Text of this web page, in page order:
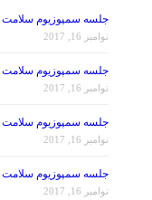
جلسه سمپوزیوم سلامت
نوامبر 16, 2017
جلسه سمپوزیوم سلامت
نوامبر 16, 2017
جلسه سمپوزیوم سلامت
نوامبر 16, 2017
جلسه سمپوزیوم سلامت
نوامبر 16, 2017